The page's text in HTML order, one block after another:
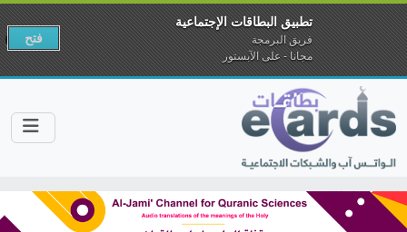
تطبيق البطاقات الإجتماعية
فريق البرمجة
مجانا - على الآبستور
فتح